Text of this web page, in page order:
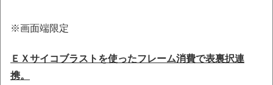
※画面端限定
ＥＸサイコブラストを使ったフレーム消費で表裏択連
携。